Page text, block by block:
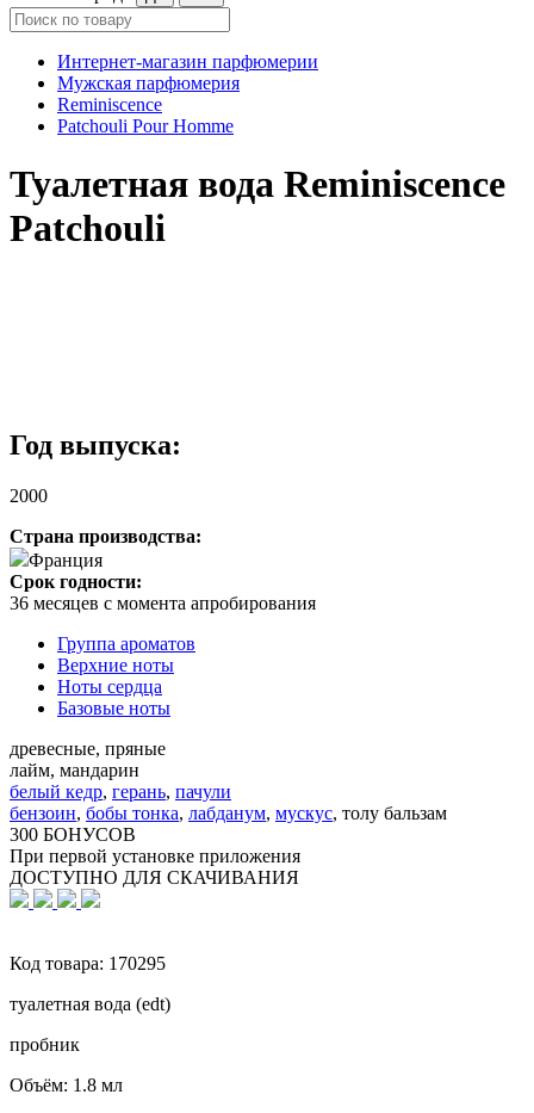
Интернет-магазин парфюмерии
Мужская парфюмерия
Reminiscence
Patchouli Pour Homme
Туалетная вода Reminiscence
Patchouli
Год выпуска:
2000
Страна производства:
Франция
Срок годности:
36 месяцев с момента апробирования
Группа ароматов
Верхние ноты
Ноты сердца
Базовые ноты
древесные, пряные
лайм, мандарин
белый кедр, герань, пачули
бензоин, бобы тонка, лабданум, мускус, толу бальзам
300 БОНУСОВ
При первой установке приложения
ДОСТУПНО ДЛЯ СКАЧИВАНИЯ
Код товара: 170295
туалетная вода (edt)
пробник
Объём: 1.8 мл